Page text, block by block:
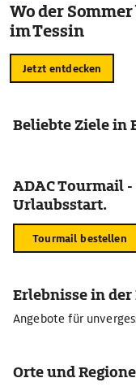
Wo der
im Tessin
Jetzt entdecken
Beliebte Ziele in
ADAC Tourmail
Urlaubsstart.
Tourmail bestellen
Erlebnisse in der
Angebote für
Orte und